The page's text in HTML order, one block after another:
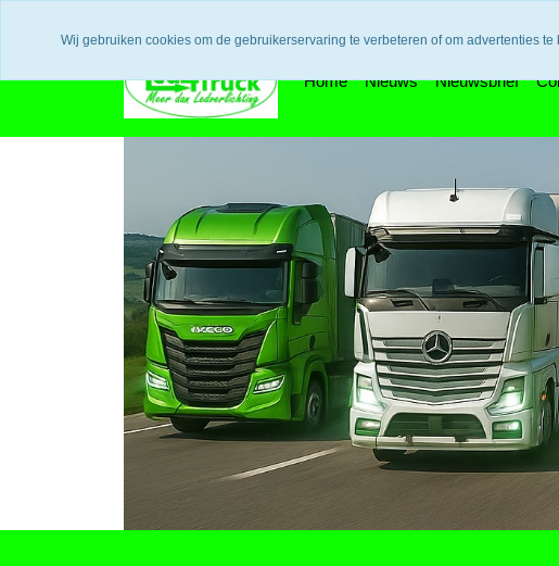
Home Nieuws Nieuwsbrief
Wij gebruiken cookies om de gebruikerservaring te verbeteren of om advertenties